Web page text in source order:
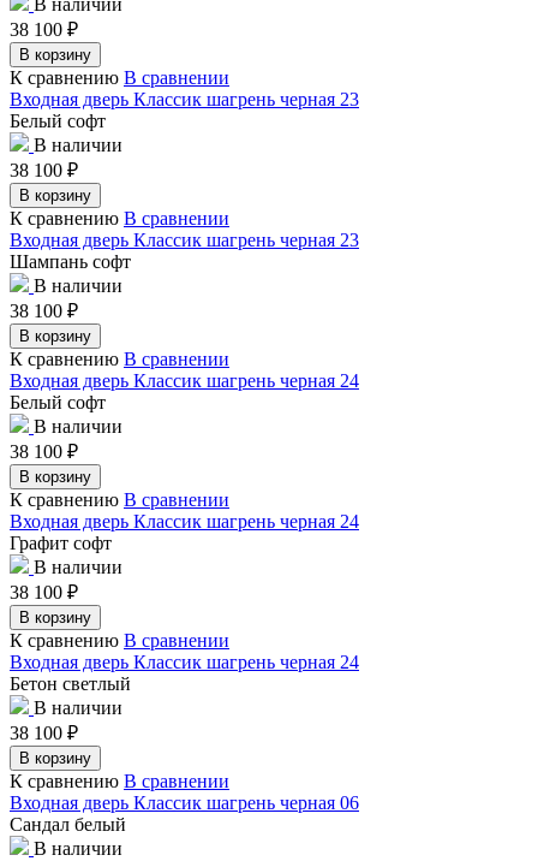
38 100 ₽
В корзину
К сравнению В сравнении
Входная дверь Классик шагрень черная 23
Белый софт
В наличии
38 100 ₽
В корзину
К сравнению В сравнении
Входная дверь Классик шагрень черная 23
Шампань софт
В наличии
38 100 ₽
В корзину
К сравнению В сравнении
Входная дверь Классик шагрень черная 24
Белый софт
В наличии
38 100 ₽
В корзину
К сравнению В сравнении
Входная дверь Классик шагрень черная 24
Графит софт
В наличии
38 100 ₽
В корзину
К сравнению В сравнении
Входная дверь Классик шагрень черная 24
Бетон светлый
В наличии
38 100 ₽
В корзину
К сравнению В сравнении
Входная дверь Классик шагрень черная 06
Сандал белый
В наличии